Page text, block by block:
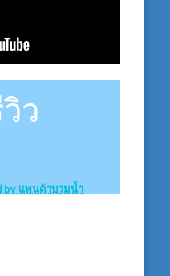
ว
by แพนด้าบวมน้ำ